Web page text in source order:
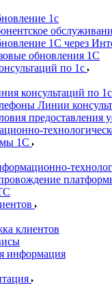
1с
1С через
обновления 1С
по 1с
консультаций по 1с
Линии
предоставления
1С
клиентов
информация